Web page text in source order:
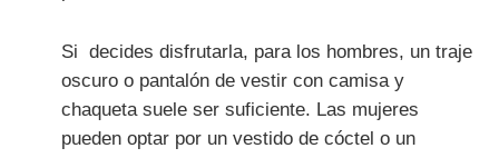
Si decides disfrutarla, para los hombres, un traje
oscuro o pantalón de vestir con camisa y
chaqueta suele ser suficiente. Las mujeres
pueden optar por un vestido de cóctel o un